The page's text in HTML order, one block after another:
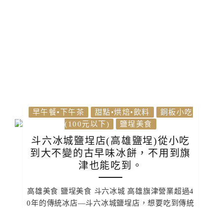
早午餐•下午茶 甜點•烘焙•飲料
銅板小吃
(100元以下)
鹽埕美食
斗六冰城鹽埕店(高雄鹽埕)從小吃
到大不變的古早味冰餅，不用到旗
津也能吃到。
高雄美食 鹽埕美食 斗六冰城 高雄旗津營業超過4
0年的傳統冰店—斗六冰城鹽埕店，想要吃到傳統